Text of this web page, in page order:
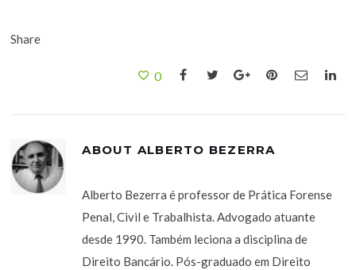
Share
0
ABOUT ALBERTO BEZERRA
Alberto Bezerra é professor de Prática Forense
Penal, Civil e Trabalhista. Advogado atuante
desde 1990. Também leciona a disciplina de
Direito Bancário. Pós-graduado em Direito